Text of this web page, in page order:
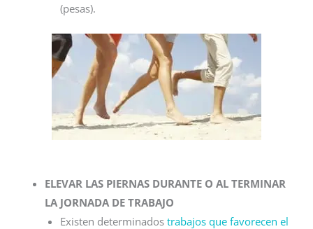
(pesas).
ELEVAR LAS PIERNAS DURANTE O AL TERMINAR
LA JORNADA DE TRABAJO
Existen determinados trabajos que favorecen el